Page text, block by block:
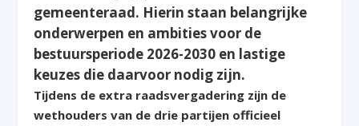
gemeenteraad. Hierin staan belangrijke
onderwerpen en ambities voor de
bestuursperiode 2026-2030 en lastige
keuzes die daarvoor nodig zijn.
Tijdens de extra raadsvergadering zijn de
wethouders van de drie partijen officieel